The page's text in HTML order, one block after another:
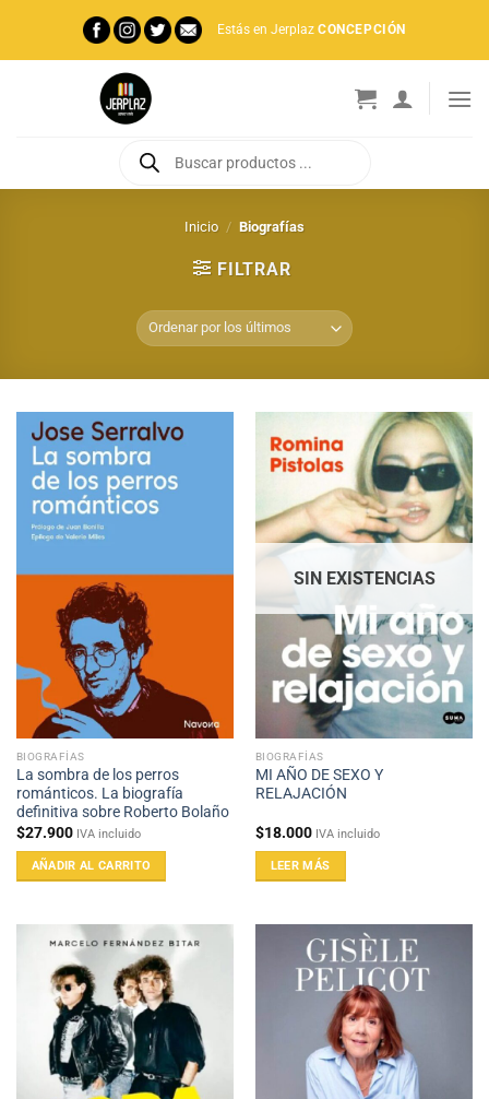
contenido
Estás en Jerplaz CONCEPCIÓN
productos
Inicio / Biografías
FILTRAR
BIOGRAFÍAS
La sombra de los perros
románticos. La biografía
definitiva sobre Roberto Bolaño
$27.900 IVA incluido
AÑADIR AL CARRITO
SIN EXISTENCIAS
BIOGRAFÍAS
MI AÑO DE SEXO Y
RELAJACIÓN
$18.000 IVA incluido
LEER MÁS